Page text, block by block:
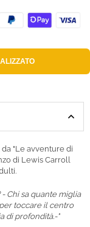
"Le avventure di
di Lewis Carroll
Chi sa quante miglia
toccare il centro
di profondità.-"